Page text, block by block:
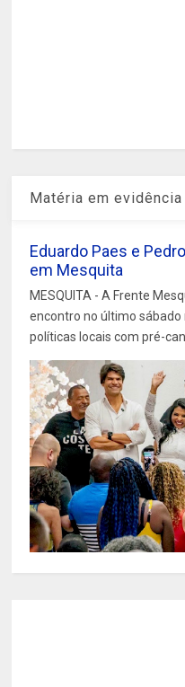
Matéria em evidência
Eduardo Paes e
em Mesquita
MESQUITA - A Frente
encontro no último
políticas locais com pré-